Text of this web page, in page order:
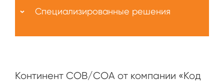
Континент СОВ/СОА от компании «Код
Специализированные решения